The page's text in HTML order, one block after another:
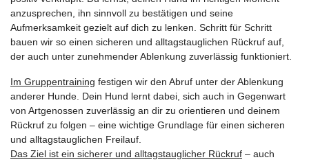
anzusprechen, ihn sinnvoll zu bestätigen und seine
Aufmerksamkeit gezielt auf dich zu lenken. Schritt für Schritt
bauen wir so einen sicheren und alltagstauglichen Rückruf auf,
der auch unter zunehmender Ablenkung zuverlässig funktioniert.
Im Gruppentraining festigen wir den Abruf unter der Ablenkung
anderer Hunde. Dein Hund lernt dabei, sich auch in Gegenwart
von Artgenossen zuverlässig an dir zu orientieren und deinem
Rückruf zu folgen – eine wichtige Grundlage für einen sicheren
und alltagstauglichen Freilauf.
Das Ziel ist ein sicherer und alltagstauglicher Rückruf – auch